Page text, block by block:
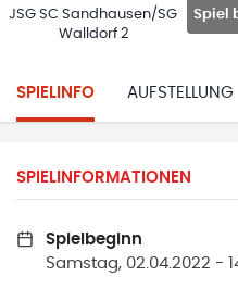
JSG SC Sandhausen/SG
Walldorf 2
Spiel
SPIELINFO AUFSTELLUNG
SPIELINFORMATIONEN
Spielbeginn
Samstag, 02.04.2022 -